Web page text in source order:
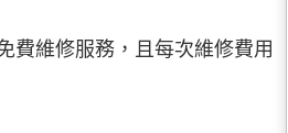
費維修服務，且每次維修費用